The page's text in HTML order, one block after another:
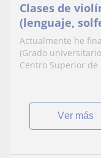
Clases de
(lenguaje,
Actualmente he
(Grado
Centro Superior de
ver más